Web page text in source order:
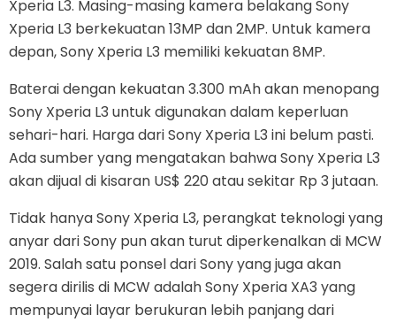
Xperia L3. Masing-masing kamera belakang Sony
Xperia L3 berkekuatan 13MP dan 2MP. Untuk kamera
depan, Sony Xperia L3 memiliki kekuatan 8MP.
Baterai dengan kekuatan 3.300 mAh akan menopang
Sony Xperia L3 untuk digunakan dalam keperluan
sehari-hari. Harga dari Sony Xperia L3 ini belum pasti.
Ada sumber yang mengatakan bahwa Sony Xperia L3
akan dijual di kisaran US$ 220 atau sekitar Rp 3 jutaan.
Tidak hanya Sony Xperia L3, perangkat teknologi yang
anyar dari Sony pun akan turut diperkenalkan di MCW
2019. Salah satu ponsel dari Sony yang juga akan
segera dirilis di MCW adalah Sony Xperia XA3 yang
mempunyai layar berukuran lebih panjang dari